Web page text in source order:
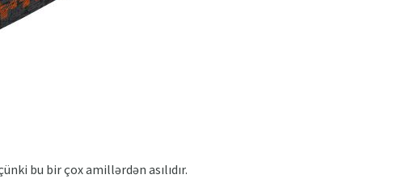
bu bir çox amillərdən asılıdır.